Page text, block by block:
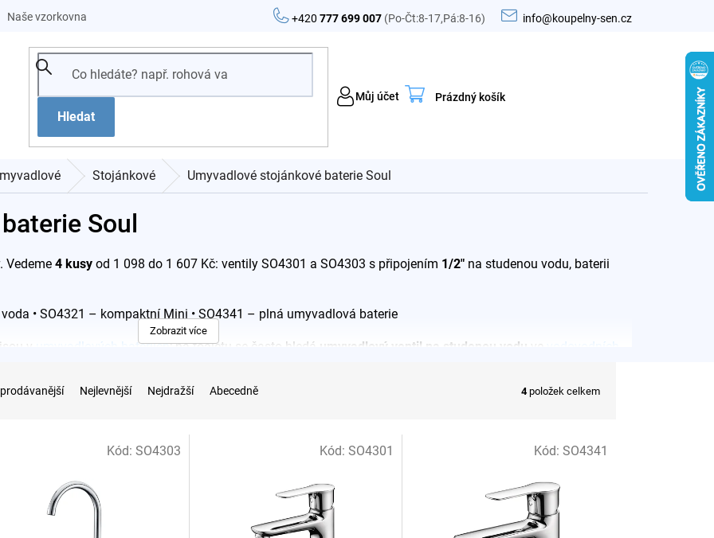
+420777 699 007 (Po-Čt:8-17,Pá:8-16) info@koupelny-sen.cz
Naše vzorkovna
Hledat
Můj účet
Nákupní
Prázdný košík
Stojánkové Umyvadlové stojánkové baterie Soul
Soul
Vedeme 4 kusy od 1 098 do 1 607 Kč: ventily SO4301 a SO4303 s připojením 1/2" na studenou vodu, baterii
• SO4321 – kompaktní Mini • SO4341 – plná umyvadlová baterie
v umyvadlových bateriích; na toaletu se často hledá umyvadlový ventil na studenou vodu
vodovodních
cm šířky. Rozměry porovnáme vevzorkovně
Zobrazit více
Nejlevnější Nejdražší Abecedně 4položek celkem
Kód: SO4303 Kód:SO4301 Kód: SO4341